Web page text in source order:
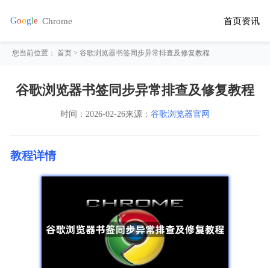
首页资讯
您当前位置：首页 > 谷歌浏览器书签同步异常排查及修复教程
谷歌浏览器书签同步异常排查及修复教程
时间： 2026-02-26来源： 谷歌浏览器官网
教程详情